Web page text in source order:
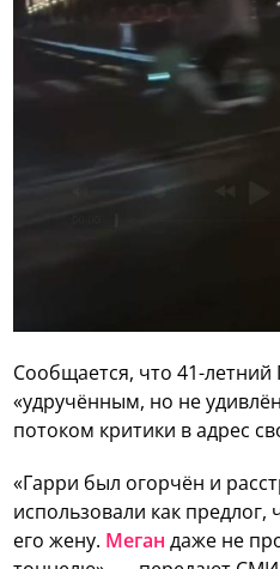
Сообщается, что 41-летний
«удручённым, но не
потоком критики в адрес
«Гарри был огорчён и
использовали как
его жену. Меган даже не